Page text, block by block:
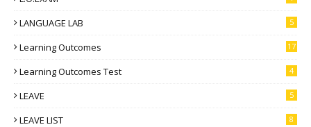
LANGUAGE LAB 5
Learning Outcomes 17
Learning Outcomes Test 4
LEAVE 5
LEAVE LIST 8